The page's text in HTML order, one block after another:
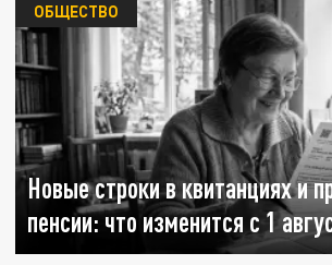
Новые строки в квитанциях и
пенсии: что изменится с 1
ОБЩЕСТВО